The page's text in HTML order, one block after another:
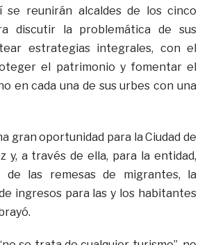
se reunirán alcaldes de los cinco
discutir la problemática de sus
estrategias integrales, con el
el patrimonio y fomentar el
en cada una de sus urbes con una
gran oportunidad para la Ciudad de
y, a través de ella, para la entidad,
de las remesas de migrantes, la
ingresos para las y los habitantes